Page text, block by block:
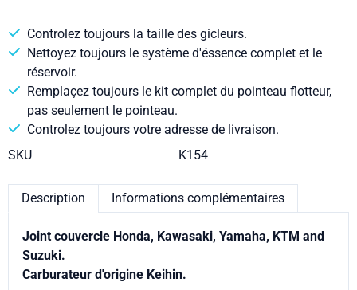
Controlez toujours la taille des gicleurs.
Nettoyez toujours le système d'éssence complet et le
réservoir.
Remplaçez toujours le kit complet du pointeau flotteur,
pas seulement le pointeau.
Controlez toujours votre adresse de livraison.
SKU
K154
Description Informations complémentaires
Joint couvercle Honda, Kawasaki, Yamaha, KTM and
Suzuki.
Carburateur d'origine Keihin.